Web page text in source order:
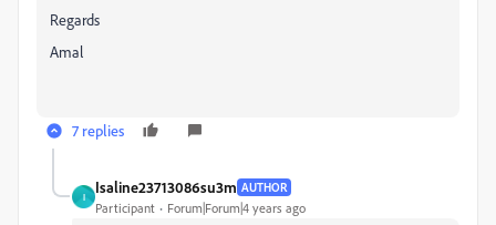
Regards
Amal
7 replies
I
Isaline23713086su3m AUTHOR
Participant Forum|Forum|4 years ago